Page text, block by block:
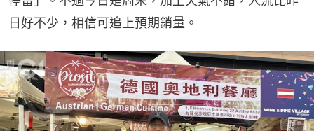
日好不少，相信可追上預期銷量。